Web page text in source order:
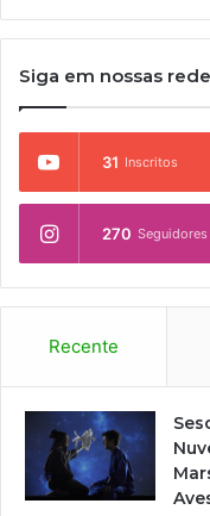
Siga em nossas
31 Inscritos
270 Seguidores
Recente